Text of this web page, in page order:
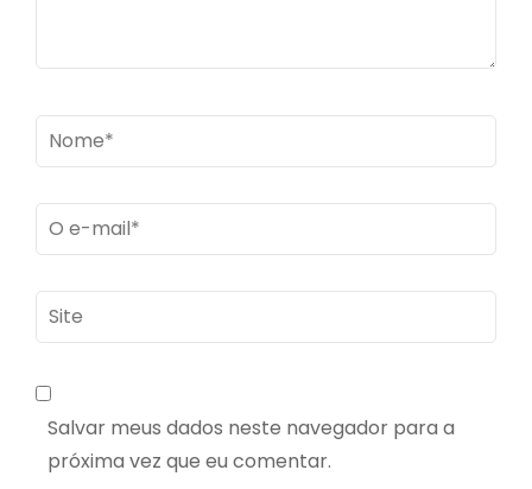
Name*
Email *
Site
Salvar meus dados neste navegador para a
próxima vez que eu comentar.